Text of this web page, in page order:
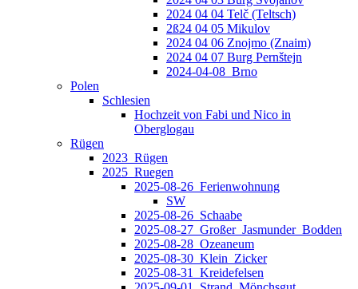
2024 04 04 Telč (Teltsch)
2ß24 04 05 Mikulov
2024 04 06 Znojmo (Znaim)
2024 04 07 Burg Pernštejn
2024-04-08_Brno
Polen
Schlesien
Hochzeit von Fabi und Nico in
Oberglogau
Rügen
2023_Rügen
2025_Ruegen
2025-08-26_Ferienwohnung
SW
2025-08-26_Schaabe
2025-08-27_Großer_Jasmunder_Bodden
2025-08-28_Ozeaneum
2025-08-30_Klein_Zicker
2025-08-31_Kreidefelsen